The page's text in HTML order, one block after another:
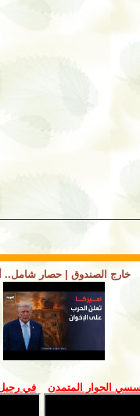
خارج الصندوق | حصار شامل..
في رحيل الحوار المتمدن